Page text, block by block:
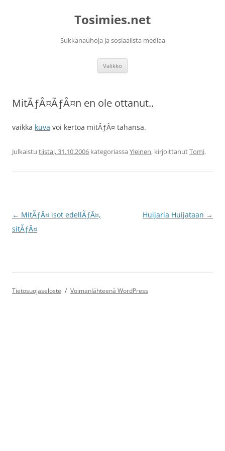
Tosimies.net
Sukkanauhoja ja sosiaalista mediaa
Valikko
MitÃƒÂ¤ÃƒÂ¤n en ole ottanut..
vaikka kuva voi kertoa mitÃƒÂ¤ tahansa.
Julkaistu tiistai, 31.10.2006 kategoriassa Yleinen, kirjoittanutTomi.
Artikkelien
selaus
← MitÃƒÂ¤ isot edellÃƒÂ¤,
sitÃƒÂ¤
Huijaria Huijataan →
Tietosuojaseloste Voimanlähteenä WordPress